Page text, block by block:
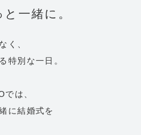
一緒に。
く、
特別な一日。
は、
に結婚式を